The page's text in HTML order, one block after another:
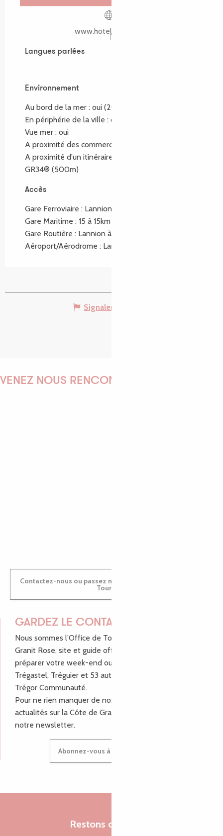
www.hoteltoeno.com
Langues parlées
Langues parlées
Environnement
Environnement
Au bord de la mer : oui (200m)
En périphérie de la ville : oui
Vue mer : oui
A proximité des commerces :
A proximité d'un itinéraire de randonnée :
GR34® (500m)
Accès
Accès
Gare Ferroviaire : Lannion à 15km
Gare Maritime : 15 à 15km
Gare Routière : Lannion à 15km
Aéroport/Aérodrome : Lannion à 10km
Signaler une erreur
VENEZ NOUS RENCONTRER !
Contactez-nous ou passez nous voir dans nos Offices de
Tourisme
GARDEZ LE CONTACT !
Nous sommes l’Office de Tourisme Bretagne - Côte de
Granit Rose, site et guide officiel pour vous aider à
préparer votre week-end ou vos vacances à Lannion,
Trégastel, Tréguier et 53 autres communes de Lannion-
Trégor Communauté.
Pour ne rien manquer de nos bons plans et nos
actualités sur la Côte de Granit Rose, inscrivez-vous à
notre newsletter.
Abonnez-vous à notre newsletter
Restons connectés